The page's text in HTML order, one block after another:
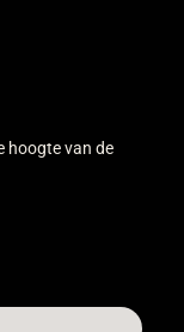
hoogte van de